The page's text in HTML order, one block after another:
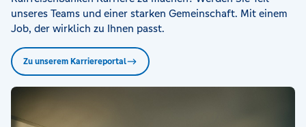
unseres Teams und einer starken Gemeinschaft. Mit einem
Job, der wirklich zu Ihnen passt.
Zu unserem Karriereportal